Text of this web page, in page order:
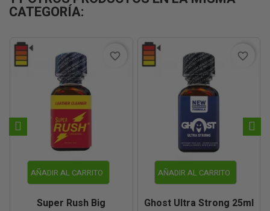
CATEGORÍA:
AÑADIR AL CARRITO
Super Rush Big
favorite_border
AÑADIR AL CARRITO
Ghost Ultra Strong 25ml
favorite_border